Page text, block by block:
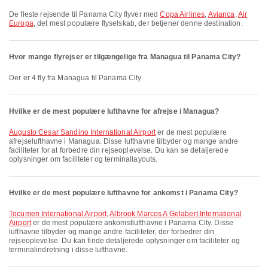
De fleste rejsende til Panama City flyver medCopa Airlines, Avianca,Air
Europa, det mest populære flyselskab, der betjener denne destination.
Hvor mange flyrejser er tilgængelige fra Managua til Panama City?
Der er 4 fly fra Managua til Panama City.
Hvilke er de mest populære lufthavne for afrejse i Managua?
Augusto Cesar Sandino International Airporter de mest populære
afrejselufthavne i Managua. Disse lufthavne tilbyder og mange andre
faciliteter for at forbedre din rejseoplevelse. Du kan se detaljerede
oplysninger om faciliteter og terminallayouts.
Hvilke er de mest populære lufthavne for ankomst i Panama City?
Tocumen International Airport,Albrook Marcos A Gelabert International
Airporter de mest populære ankomstlufthavne i Panama City. Disse
lufthavne tilbyder og mange andre faciliteter, der forbedrer din
rejseoplevelse. Du kan finde detaljerede oplysninger om faciliteter og
terminalindretning i disse lufthavne.